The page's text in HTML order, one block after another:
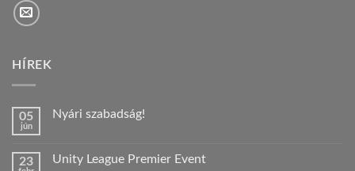
HÍREK
05
jún
Nyári szabadság!
Nyári
23 Unity League Premier Event